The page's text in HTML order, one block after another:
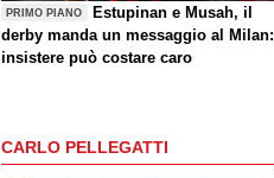
PRIMO PIANO
Estupinan e Musah, il
derby manda un messaggio al Milan:
insistere può costare caro
CARLO PELLEGATTI